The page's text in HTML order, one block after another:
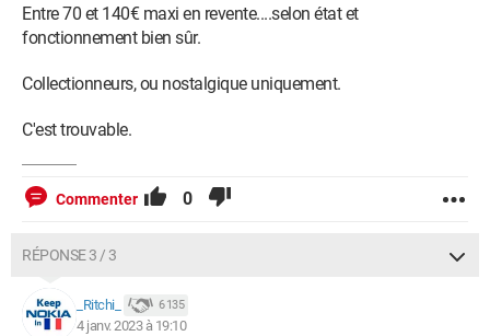
Entre 70 et 140€ maxi en revente....selon état et
fonctionnement bien sûr.
Collectionneurs, ou nostalgique uniquement.
C'est trouvable.
Commenter 0
RÉPONSE 3 / 3
_Ritchi_ 6 135
4 janv. 2023 à 19:10